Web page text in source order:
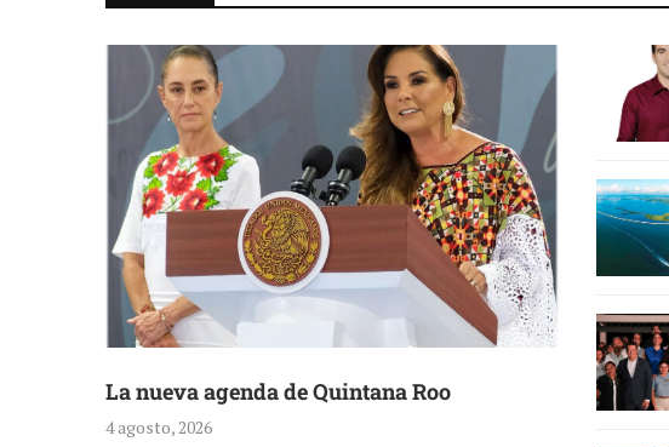
La nueva agenda de Quintana Roo
4 agosto, 2026